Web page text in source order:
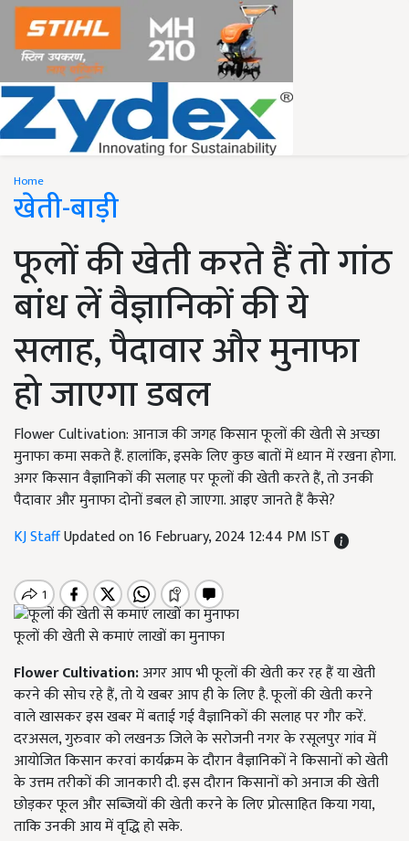
Home
खेती-बाड़ी
फूलों की खेती करते हैं तो गांठ
बांध लें वैज्ञानिकों की ये
सलाह, पैदावार और मुनाफा
हो जाएगा डबल
Flower Cultivation: आनाज की जगह किसान फूलों की खेती से अच्छा
मुनाफा कमा सकते हैं. हालांकि, इसके लिए कुछ बातों में ध्यान में रखना होगा.
अगर किसान वैज्ञानिकों की सलाह पर फूलों की खेती करते हैं, तो उनकी
पैदावार और मुनाफा दोनों डबल हो जाएगा. आइए जानते हैं कैसे?
KJ StaffUpdated on 16 February, 2024 12:44 PM IST
फूलों की खेती से कमाएं लाखों का मुनाफा
Flower Cultivation:अगर आप भी फूलों की खेती कर रह हैं या खेती
करने की सोच रहे हैं, तो ये खबर आप ही के लिए है. फूलों की खेती करने
वाले खासकर इस खबर में बताई गई वैज्ञानिकों की सलाह पर गौर करें.
दरअसल, गुरुवार को लखनऊ जिले के सरोजनी नगर के रसूलपुर गांव में
आयोजित किसान करवां कार्यक्रम के दौरान वैज्ञानिकों ने किसानों को खेती
के उत्तम तरीकों की जानकारी दी. इस दौरान किसानों को अनाज की खेती
छोड़कर फूल और सब्जियों की खेती करने के लिए प्रोत्साहित किया गया,
ताकि उनकी आय में वृद्धि हो सके.